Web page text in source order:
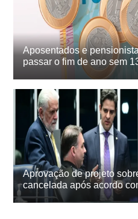
Aposentados e
passar o fim de ano sem
Aprovação de projeto
cancelada após acordo